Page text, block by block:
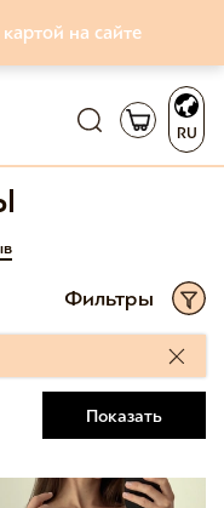
на сайте
RU
Фильтры
Показать